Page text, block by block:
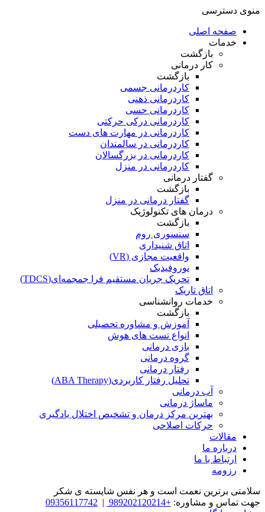
منوی دسترسی
صفحه اصلی
خدمات
بازگشت
کار درمانی
بازگشت
کاردرمانی جسمی
کاردرمانی ذهنی
کاردرمانی حسی
کاردرمانی درکی حرکتی
کاردرمانی در مهارت های دست
کاردرمانی در سالمندان
کاردرمانی در بزرگسالان
کاردرمانی در منزل
گفتار درمانی
بازگشت
گفتار درمانی در منزل
درمان های تکنولوژیک
بازگشت
سنسوری روم
اتاق شنیداری
واقعیت مجازی (VR)
نوروفیدبک
تحریک جریان مستقیم فرا جمجمه‌ای(TDCS)
اتاق تاریک
خدمات روانشناسی
بازگشت
آموزش و مشاوره تحصیلی
انواع تست های هوش
بازی درمانی
گروه درمانی
رفتار درمانی
تحلیل رفتار کاربردی(ABA Therapy)
آب درمانی
ماساژ درمانی
بهترین مرکز درمان و تشخیص اختلال یادگیری
حرکات اصلاحی
مقالات
درباره ما
ارتباط با ما
رزومه
سلامتی برترین نعمت است و هر نفس شایسته­ ی شکر
جهت تماس و مشاوره: +989202120214
|
09356117742